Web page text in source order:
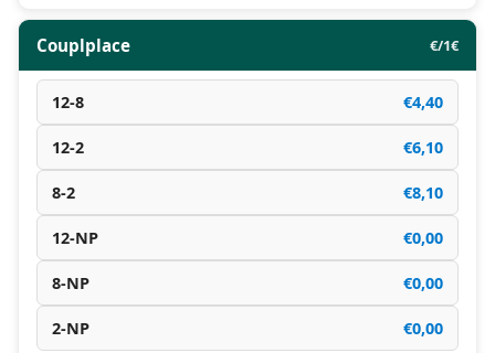
Couplplace €/1€
12-8 €4,40
12-2 €6,10
8-2 €8,10
12-NP €0,00
8-NP €0,00
2-NP €0,00